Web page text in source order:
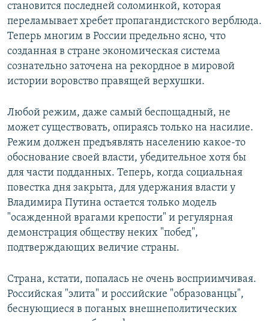
становится последней соломинкой, которая
переламывает хребет пропагандистского верблюда.
Теперь многим в России предельно ясно, что
созданная в стране экономическая система
сознательно заточена на рекордное в мировой
истории воровство правящей верхушки.
Любой режим, даже самый беспощадный, не
может существовать, опираясь только на насилие.
Режим должен предъявлять населению какое-то
обоснование своей власти, убедительное хотя бы
для части подданных. Теперь, когда социальная
повестка дня закрыта, для удержания власти у
Владимира Путина остается только модель
"осажденной врагами крепости" и регулярная
демонстрация обществу неких "побед",
подтверждающих величие страны.
Страна, кстати, попалась не очень восприимчивая.
Российская "элита" и российские "образованцы",
беснующиеся в поганых внешнеполитических